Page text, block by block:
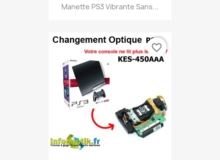
Manette PS3 Vibrante Sans...
favorite_border